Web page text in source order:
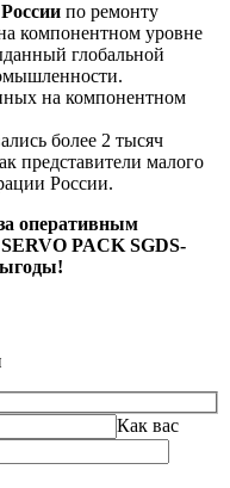
по ремонту
компонентном уровне
глобальной
на компонентном
более 2 тысяч
представители малого
России.
оперативным
PACK SGDS-
Как вас